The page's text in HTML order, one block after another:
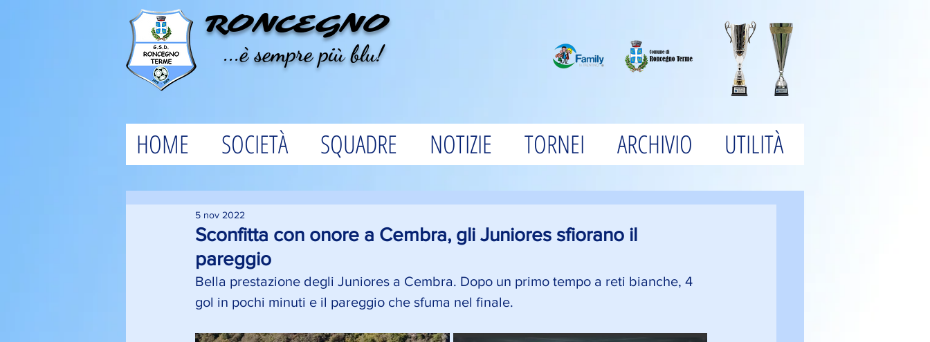
RONCEGNO
...è sempre più blu!
HOME SOCIETÀ SQUADRE NOTIZIE TORNEI ARCHIVIO UTILITÀ
Sconfitta con onore a Cembra, gli Juniores sfiorano il
pareggio
5 nov 2022
Bella prestazione degli Juniores a Cembra. Dopo un primo tempo a reti bianche, 4
gol in pochi minuti e il pareggio che sfuma nel finale.